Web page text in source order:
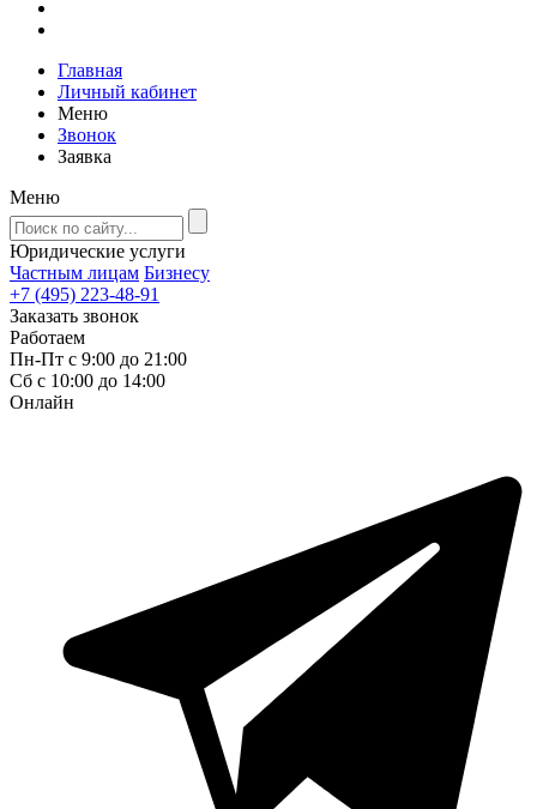
Главная
Личный кабинет
Меню
Звонок
Заявка
Меню
Юридические услуги
Частным лицам Бизнесу
+7 (495) 223-48-91
Заказать звонок
Работаем
Пн-Пт с 9:00 до 21:00
Сб с 10:00 до 14:00
Онлайн